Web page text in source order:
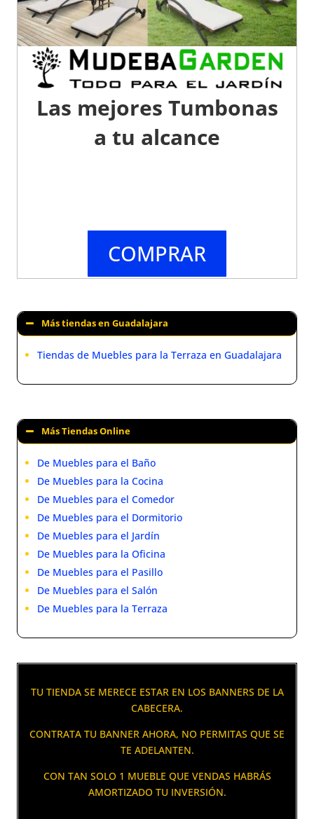
Las mejores Tumbonas
a tu alcance
COMPRAR
Más tiendas en Guadalajara
Tiendas de Muebles para la Terraza en Guadalajara
Más Tiendas Online
De Muebles para el Baño
De Muebles para la Cocina
De Muebles para el Comedor
De Muebles para el Dormitorio
De Muebles para el Jardín
De Muebles para la Oficina
De Muebles para el Pasillo
De Muebles para el Salón
De Muebles para la Terraza
TU TIENDA SE MERECE ESTAR EN LOS BANNERS DE LA
CABECERA.
CONTRATA TU BANNER AHORA, NO PERMITAS QUE SE
TE ADELANTEN.
CON TAN SOLO 1 MUEBLE QUE VENDAS HABRÁS
AMORTIZADO TU INVERSIÓN.